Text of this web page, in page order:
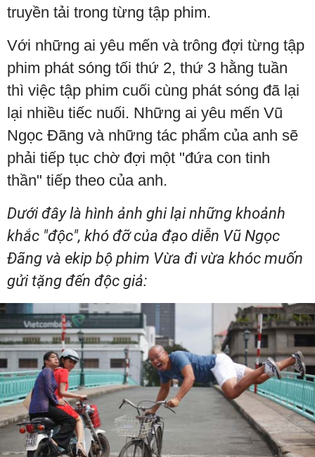
truyền tải trong từng tập phim.
Với những ai yêu mến và trông đợi từng tập
phim phát sóng tối thứ 2, thứ 3 hằng tuần
thì việc tập phim cuối cùng phát sóng đã lại
lại nhiều tiếc nuối. Những ai yêu mến Vũ
Ngọc Đãng và những tác phẩm của anh sẽ
phải tiếp tục chờ đợi một "đứa con tinh
thần" tiếp theo của anh.
Dưới đây là hình ảnh ghi lại những khoảnh
khắc "độc", khó đỡ của đạo diễn Vũ Ngọc
Đãng và ekip bộ phim Vừa đi vừa khóc muốn
gửi tặng đến độc giả: